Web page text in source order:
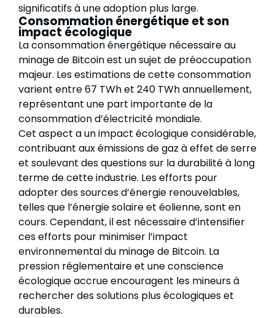
significatifs à une adoption plus large.
Consommation énergétique et son
impact écologique
La consommation énergétique nécessaire au
minage de Bitcoin est un sujet de préoccupation
majeur. Les estimations de cette consommation
varient entre 67 TWh et 240 TWh annuellement,
représentant une part importante de la
consommation d’électricité mondiale.
Cet aspect a un impact écologique considérable,
contribuant aux émissions de gaz à effet de serre
et soulevant des questions sur la durabilité à long
terme de cette industrie. Les efforts pour
adopter des sources d’énergie renouvelables,
telles que l’énergie solaire et éolienne, sont en
cours. Cependant, il est nécessaire d’intensifier
ces efforts pour minimiser l’impact
environnemental du minage de Bitcoin. La
pression réglementaire et une conscience
écologique accrue encouragent les mineurs à
rechercher des solutions plus écologiques et
durables.